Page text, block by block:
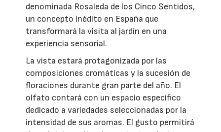
denominada Rosaleda de los Cinco Sentidos,
un concepto inédito en España que
transformará la visita al jardín en una
experiencia sensorial.
La vista estará protagonizada por las
composiciones cromáticas y la sucesión de
floraciones durante gran parte del año. El
olfato contará con un espacio específico
dedicado a variedades seleccionadas por la
intensidad de sus aromas. El gusto permitirá